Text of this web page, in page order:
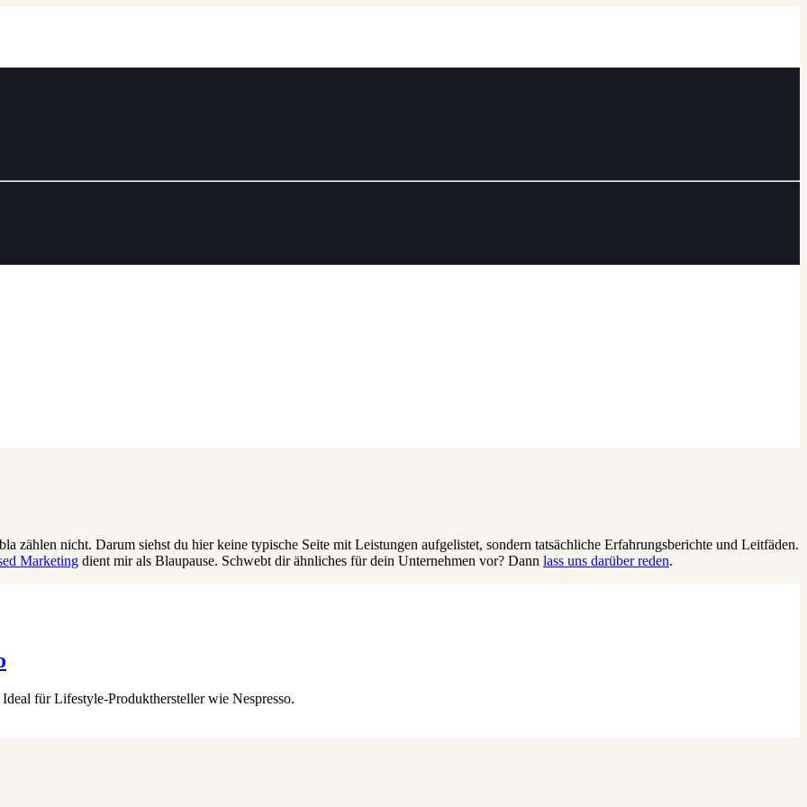
zählen nicht. Darum siehst du hier keine typische Seite mit Leistungen aufgelistet, sondern tatsächliche Erfahrungsberichte und Leitfäden.
Marketing dient mir als Blaupause. Schwebt dir ähnliches für dein Unternehmen vor? Dann lass uns darüber reden.
für Lifestyle-Produkthersteller wie Nespresso.